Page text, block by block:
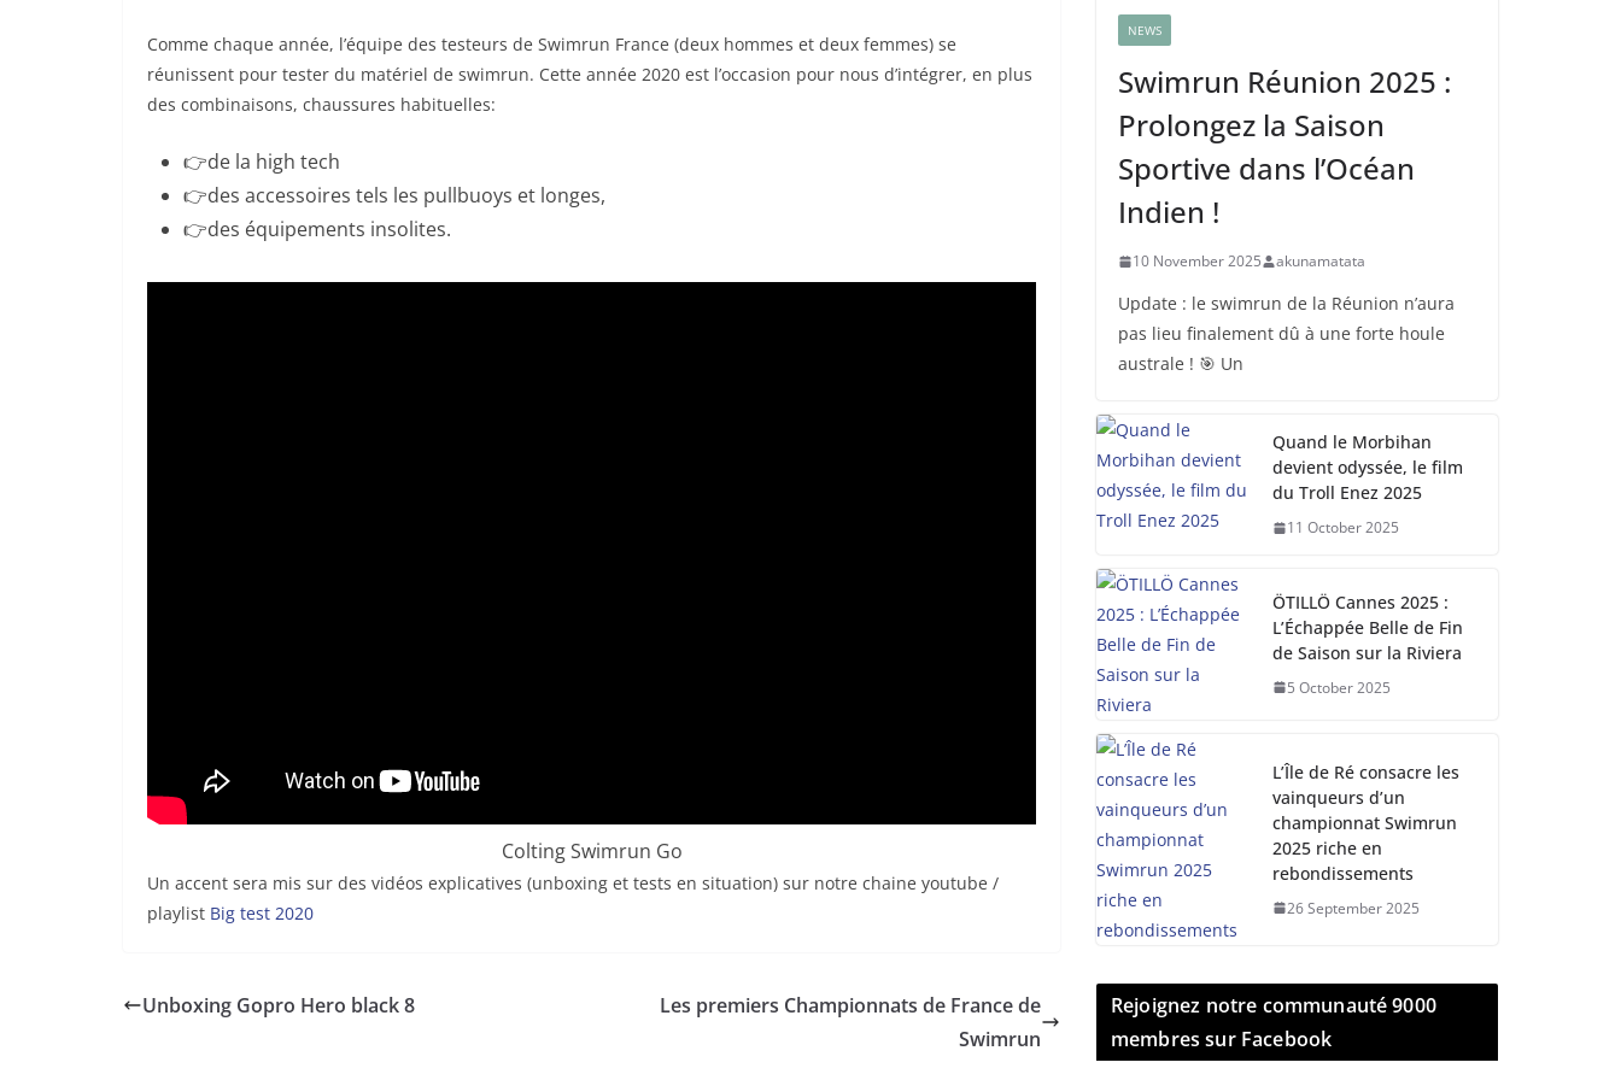
Comme chaque année, l’équipe des testeurs de Swimrun France (deux hommes et deux femmes) se
réunissent pour tester du matériel de swimrun. Cette année 2020 est l’occasion pour nous d’intégrer, en plus
des combinaisons, chaussures habituelles:
👉de la high tech
👉des accessoires tels les pullbuoys et longes,
👉des équipements insolites.
Colting Swimrun Go
Un accent sera mis sur des vidéos explicatives (unboxing et tests en situation) sur notre chaine youtube /
playlist Big test 2020
Unboxing Gopro Hero black 8
Les premiers Championnats de France de
Swimrun
NEWS
Swimrun Réunion 2025 :
Prolongez la Saison
Sportive dans l’Océan
Indien !
10 November 2025 akunamatata
Update : le swimrun de la Réunion n’aura
pas lieu finalement dû à une forte houle
australe ! 🎯 Un
Quand le Morbihan
devient odyssée, le film
du Troll Enez 2025
11 October 2025
ÖTILLÖ Cannes 2025 :
L’Échappée Belle de Fin
de Saison sur la Riviera
5 October 2025
L’Île de Ré consacre les
vainqueurs d’un
championnat Swimrun
2025 riche en
rebondissements
26 September 2025
Rejoignez notre communauté 9000
membres sur Facebook